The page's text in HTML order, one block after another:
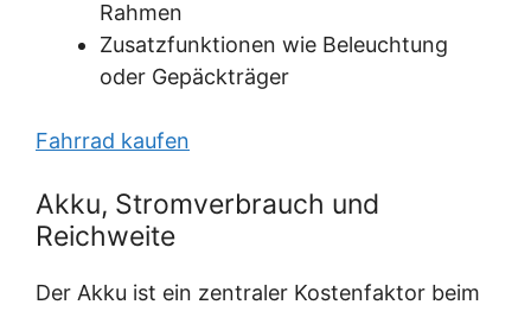
Rahmen
Zusatzfunktionen wie Beleuchtung
oder Gepäckträger
Fahrrad kaufen
Akku, Stromverbrauch und
Reichweite
Der Akku ist ein zentraler Kostenfaktor beim